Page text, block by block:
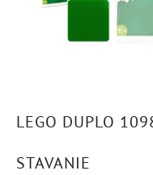
LEGO DUPLO
STAVANIE